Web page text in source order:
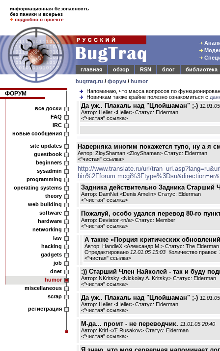
информационная безопасность
без паники и всерьез
подробно о проекте
главная
обзор RSN блог
библиотека
bugtraq.ru / форум / humor
ФОРУМ
все доски
FAQ
IRC
новые сообщения
site updates
guestbook
beginners
sysadmin
programming
operating systems
theory
web building
software
hardware
networking
law
hacking
gadgets
job
dnet
humor
miscellaneous
scrap
регистрация
Напоминаю, что масса вопросов по
Новичкам также крайне полезно ознакомиться с
Да уж.. Плакаль над "Цлойшаман" ;-)
Автор: Heller <Heller> Статус: Elderman
<"чистая" ссылка>
Наверняка многим покажется тупо, ну а я
Автор: ZloyShaman <ZloyShaman> Статус: Elderman
<"чистая" ссылка>
http://www.translate.ru/url/
Задника действительно Задника Старший
Автор: DamNet <Denis Amelin> Статус: Elderman
<"чистая" ссылка>
Пожалуй, особо удался перевод 80-го
Автор: Deviator <n/a> Статус: Member
<"чистая" ссылка>
А также «Порция критических
Автор: HandleX <Александр М.> Статус: The Elderman
Отредактировано 12.01.05 15:03 Количество правок:
<"чистая" ссылка>
:)) Старший Член Найколей - так и буду
Автор: NKritsky <Nickolay A. Kritsky> Статус: Elderman
<"чистая" ссылка>
Да уж.. Плакаль над "Цлойшаман" ;-)
Автор: Heller <Heller> Статус: Elderman
<"чистая" ссылка>
М-да... промт - не переводчик. 11.01.05 20:40
Автор: Ktirf <Æ Rusakov> Статус: Elderman
<"чистая" ссылка>